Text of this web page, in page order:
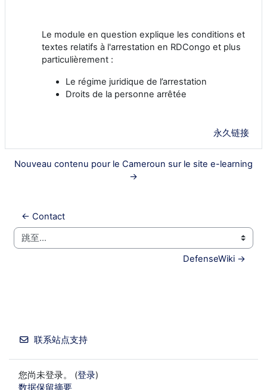
Le module en question explique les conditions et
textes relatifs à l'arrestation en RDCongo et plus
particulièrement :
Le régime juridique de l’arrestation
Droits de la personne arrêtée
永久链接
Nouveau contenu pour le Cameroun sur le site e-learning
→
← Contact
跳至...
DefenseWiki →
联系站点支持
您尚未登录。 (登录)
‎数据保留摘要‎